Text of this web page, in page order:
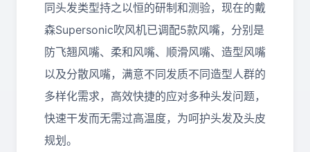
同头发类型持之以恒的研制和测验，现在的戴
森Supersonic吹风机已调配5款风嘴，分别是
防飞翘风嘴、柔和风嘴、顺滑风嘴、造型风嘴
以及分散风嘴，满意不同发质不同造型人群的
多样化需求，高效快捷的应对多种头发问题，
快速干发而无需过高温度，为呵护头发及头皮
规划。